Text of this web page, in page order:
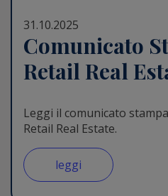
31.10.2025
Comunicato
Retail Real
Leggi il comunicato
Retail Real Estate.
leggi